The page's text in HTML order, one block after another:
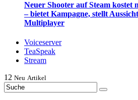
Neuer Shooter auf Steam kostet
– bietet Kampagne, stellt
Multiplayer
Voiceserver
TeaSpeak
Stream
12 Neu Artikel